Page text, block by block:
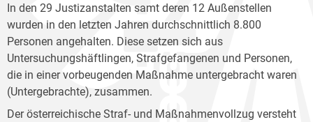
In den 29 Justizanstalten samt deren 12 Außenstellen
wurden in den letzten Jahren durchschnittlich 8.800
Personen angehalten. Diese setzen sich aus
Untersuchungshäftlingen, Strafgefangenen und Personen,
die in einer vorbeugenden Maßnahme untergebracht waren
(Untergebrachte), zusammen.
Der österreichische Straf- und Maßnahmenvollzug versteht